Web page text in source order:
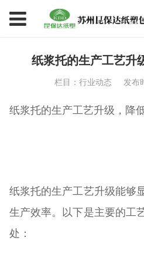
纸浆托的生产工艺升
栏目：行业动态 发布
纸浆托的生产工艺升级，降
纸浆托的生产工艺升级能够
生产效率。以下是主要的工
处：